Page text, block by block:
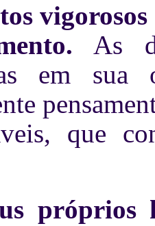
As
em sua
que
próprios